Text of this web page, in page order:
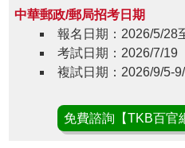
中華郵政/郵局招考日期
報名日期：2026/5/28
考試日期：2026/7/19
複試日期：2026/9/5-
免費諮詢【TKB百官